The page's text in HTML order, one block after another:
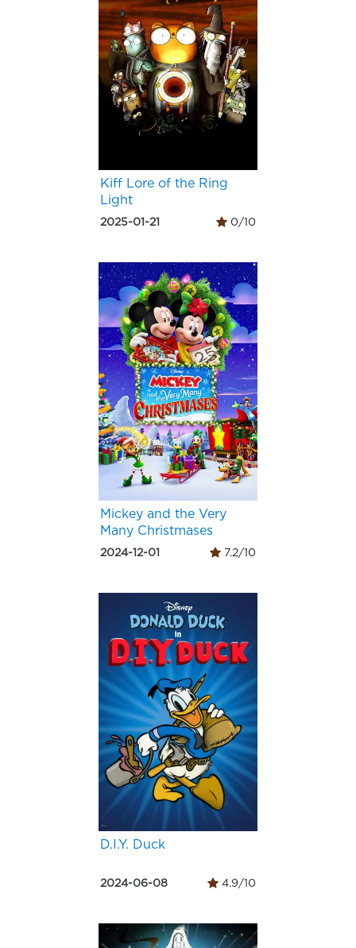
Kiff Lore of the Ring
Light
2025-01-21 0/10
Mickey and the Very
Many Christmases
2024-12-01 7.2/10
D.I.Y. Duck
2024-06-08 4.9/10